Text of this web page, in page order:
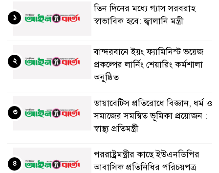
তিন দিনের মধ্যে গ্যাস সরবরাহ
স্বাভাবিক হবে: জ্বালানি মন্ত্রী
১
বান্দরবানে ইয়ং ফ্যামিনিস্ট ভয়েজ
প্রকল্পের লার্নিং শেয়ারিং কর্মশালা
অনুষ্ঠিত
২
ডায়াবেটিস প্রতিরোধে বিজ্ঞান, ধর্ম ও
সমাজের সমন্বিত ভূমিকা প্রয়োজন :
স্বাস্থ্য প্রতিমন্ত্রী
৩
পররাষ্ট্রমন্ত্রীর কা‌ছে ইউএনডিপির
আবাসিক প্রতিনিধির পরিচয়পত্র
৪